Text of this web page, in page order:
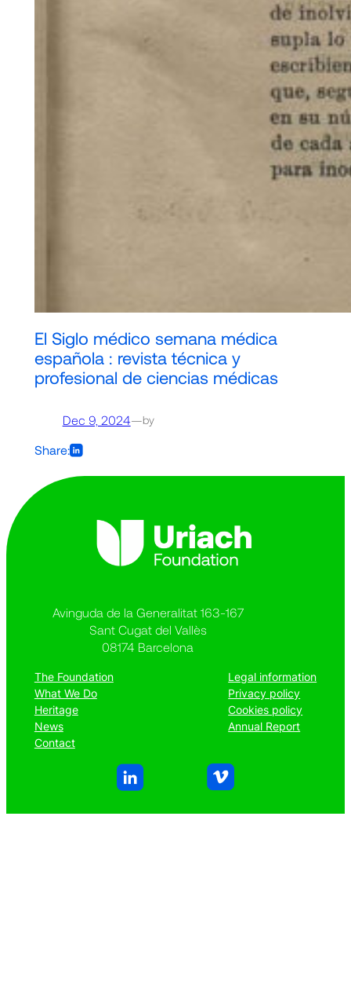
El Siglo médico semana médica
española : revista técnica y
profesional de ciencias médicas
Dec 9, 2024—by
Share:
Avinguda de la Generalitat 163-167
Sant Cugat del Vallès
08174 Barcelona
The Foundation
What We Do
Heritage
News
Contact
Legal information
Privacy policy
Cookies policy
Annual Report